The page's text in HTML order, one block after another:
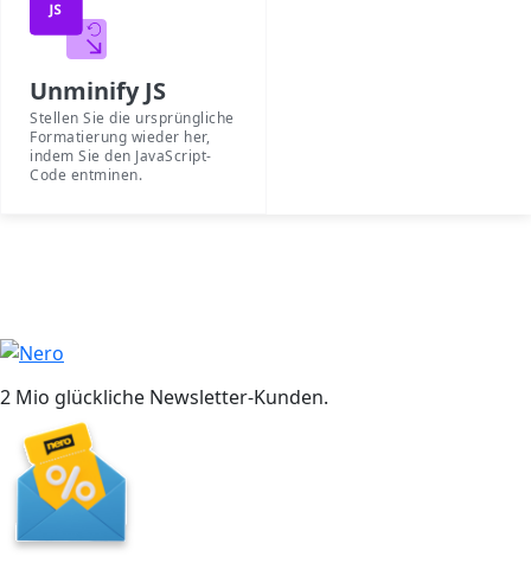
Unminify JS
Stellen Sie die ursprüngliche
Formatierung wieder her,
indem Sie den JavaScript-
Code entminen.
2 Mio glückliche Newsletter-Kunden.